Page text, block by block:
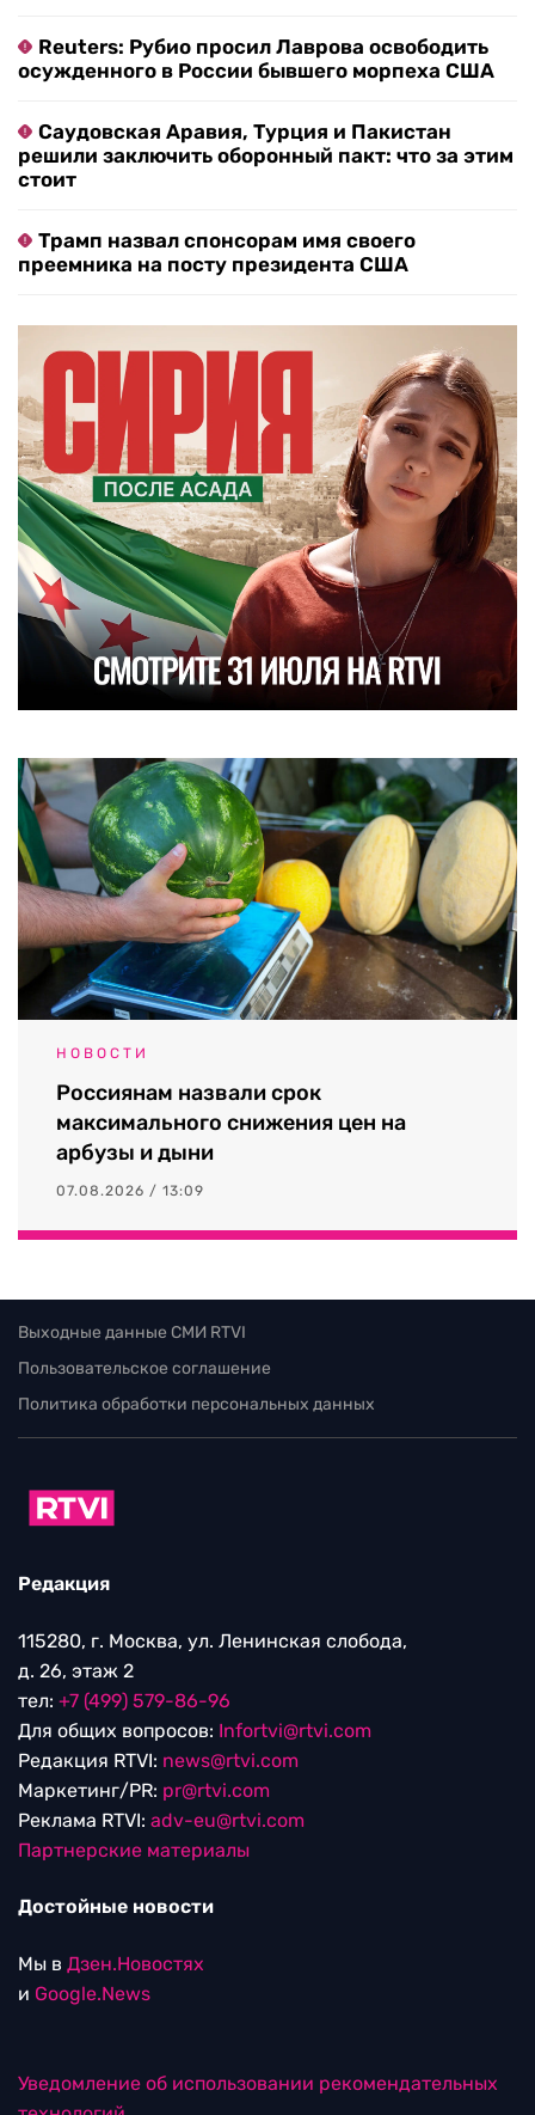
Reuters: Рубио просил Лаврова освободить
осужденного в России бывшего морпеха США
Саудовская Аравия, Турция и Пакистан
решили заключить оборонный пакт: что за этим
стоит
Трамп назвал спонсорам имя своего
преемника на посту президента США
НОВОСТИ
Россиянам назвали срок
максимального снижения цен на
арбузы и дыни
07.08.2026 / 13:09
Выходные данные СМИ RTVI
Пользовательское соглашение
Политика обработки персональных данных
Редакция
115280, г. Москва, ул. Ленинская слобода,
д. 26, этаж 2
тел: +7 (499) 579-86-96
Для общих вопросов: Infortvi@rtvi.com
Редакция RTVI: news@rtvi.com
Маркетинг/PR: pr@rtvi.com
Реклама RTVI: adv-eu@rtvi.com
Партнерские материалы
Достойные новости
Мы в Дзен.Новостях
и Google.News
Уведомление об использовании рекомендательных